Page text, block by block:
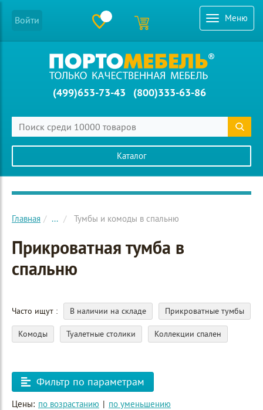
Меню
Войти
(499)653-73-43 (800)333-63-86
Каталог
Главное меню сайта
Главная ... Тумбы и комоды в спальню
Прикроватная тумба в
спальню
Часто ищут В наличии на складе Прикроватные тумбы
Комоды Туалетные столики Коллекции спален
Фильтр по параметрам
Цены: по возрастанию | по уменьшению